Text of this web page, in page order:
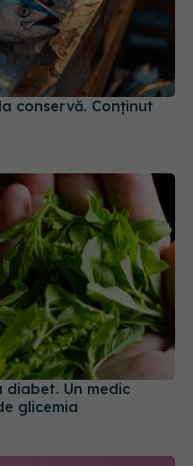
conservă. Conținut
Un medic
glicemia